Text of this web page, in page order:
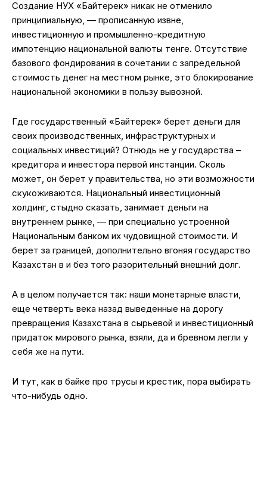
Создание НУХ «Байтерек» никак не отменило
принципиальную, — прописанную извне,
инвестиционную и промышленно-кредитную
импотенцию национальной валюты тенге. Отсутствие
базового фондирования в сочетании с запредельной
стоимость денег на местном рынке, это блокирование
национальной экономики в пользу вывозной.
Где государственный «Байтерек» берет деньги для
своих производственных, инфраструктурных и
социальных инвестиций? Отнюдь не у государства –
кредитора и инвестора первой инстанции. Сколь
может, он берет у правительства, но эти возможности
скукоживаются. Национальный инвестиционный
холдинг, стыдно сказать, занимает деньги на
внутреннем рынке, — при специально устроенной
Национальным банком их чудовищной стоимости. И
берет за границей, дополнительно вгоняя государство
Казахстан в и без того разорительный внешний долг.
А в целом получается так: наши монетарные власти,
еще четверть века назад выведенные на дорогу
превращения Казахстана в сырьевой и инвестиционный
придаток мирового рынка, взяли, да и бревном легли у
себя же на пути.
И тут, как в байке про трусы и крестик, пора выбирать
что-нибудь одно.